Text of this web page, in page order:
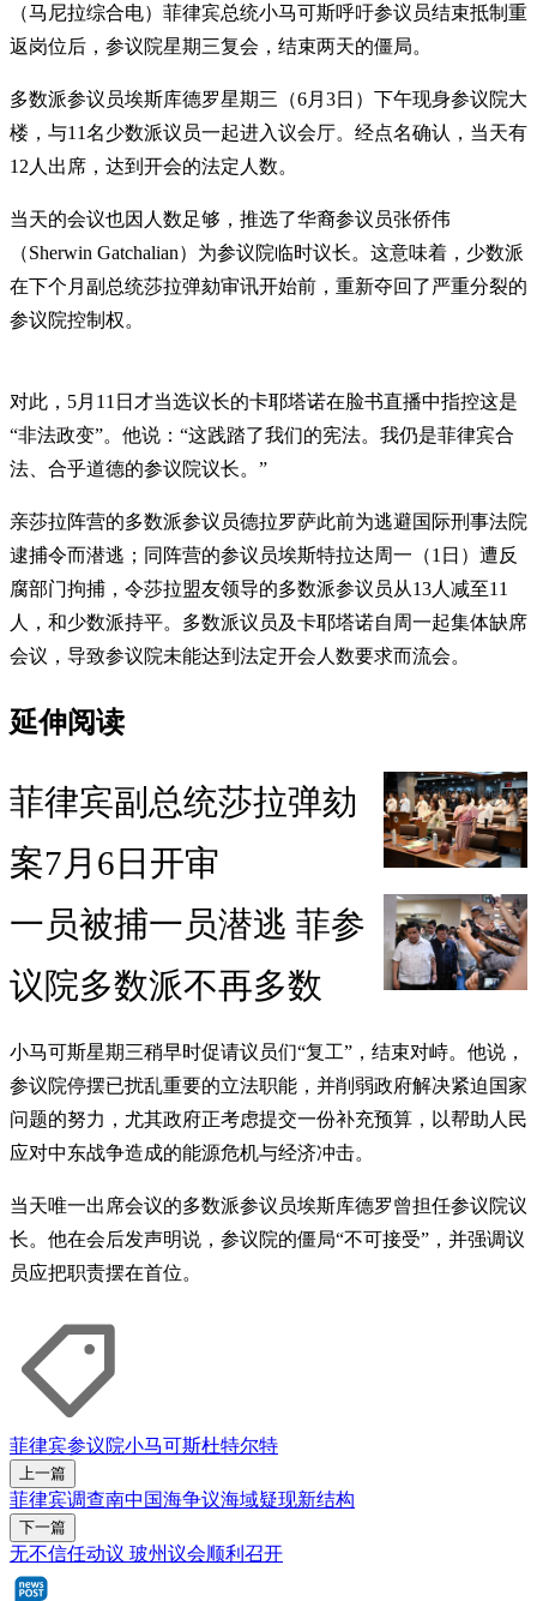
（马尼拉综合电）菲律宾总统小马可斯呼吁参议员结束抵制重
返岗位后，参议院星期三复会，结束两天的僵局。
多数派参议员埃斯库德罗星期三（6月3日）下午现身参议院大
楼，与11名少数派议员一起进入议会厅。经点名确认，当天有
12人出席，达到开会的法定人数。
当天的会议也因人数足够，推选了华裔参议员张侨伟
（Sherwin Gatchalian）为参议院临时议长。这意味着，少数派
在下个月副总统莎拉弹劾审讯开始前，重新夺回了严重分裂的
参议院控制权。
对此，5月11日才当选议长的卡耶塔诺在脸书直播中指控这是
“非法政变”。他说：“这践踏了我们的宪法。我仍是菲律宾合
法、合乎道德的参议院议长。”
亲莎拉阵营的多数派参议员德拉罗萨此前为逃避国际刑事法院
逮捕令而潜逃；同阵营的参议员埃斯特拉达周一（1日）遭反
腐部门拘捕，令莎拉盟友领导的多数派参议员从13人减至11
人，和少数派持平。多数派议员及卡耶塔诺自周一起集体缺席
会议，导致参议院未能达到法定开会人数要求而流会。
延伸阅读
菲律宾副总统莎拉弹劾
案7月6日开审
一员被捕一员潜逃 菲参
议院多数派不再多数
小马可斯星期三稍早时促请议员们“复工”，结束对峙。他说，
参议院停摆已扰乱重要的立法职能，并削弱政府解决紧迫国家
问题的努力，尤其政府正考虑提交一份补充预算，以帮助人民
应对中东战争造成的能源危机与经济冲击。
当天唯一出席会议的多数派参议员埃斯库德罗曾担任参议院议
长。他在会后发声明说，参议院的僵局“不可接受”，并强调议
员应把职责摆在首位。
菲律宾参议院小马可斯杜特尔特
上一篇
菲律宾调查南中国海争议海域疑现新结构
下一篇
无不信任动议 玻州议会顺利召开